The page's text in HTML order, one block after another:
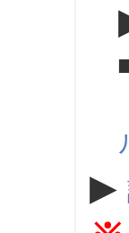
■
▶